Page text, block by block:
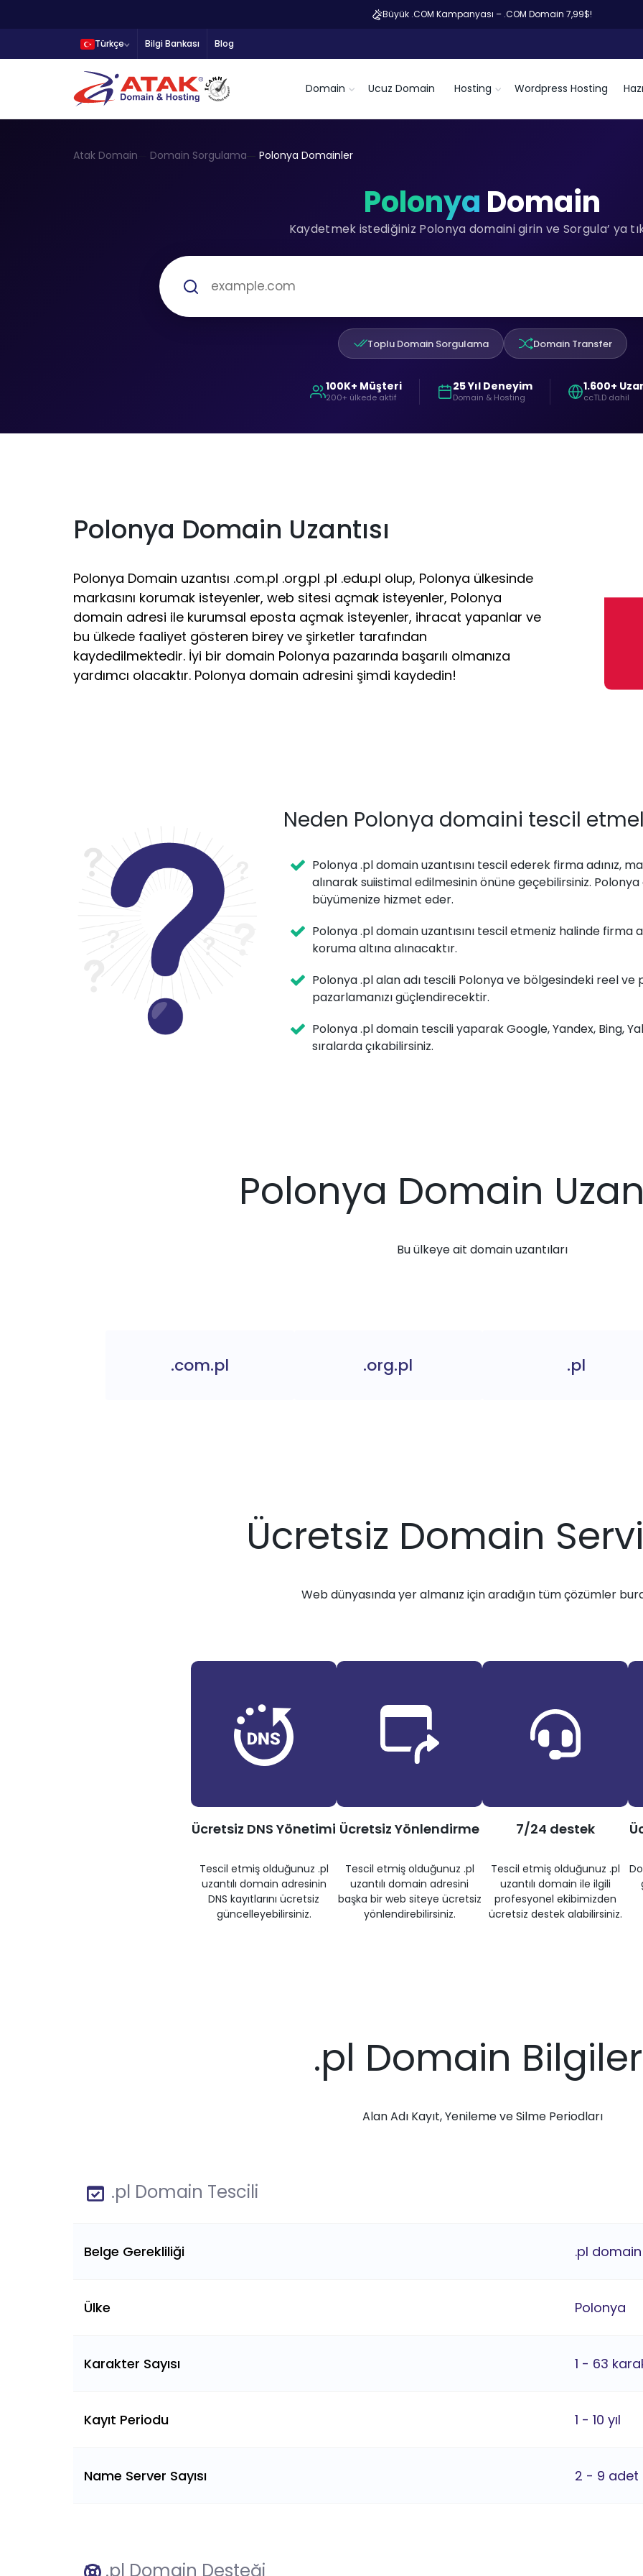
Büyük .COM Kampanyası – .COM Domain 7,99$!
Türkçe Bilgi Bankası Blog
Domain Ucuz Domain Hosting Wordpress Hosting
Atak Domain Domain Sorgulama Polonya Domainler
Polonya Domain
Kaydetmek istediğiniz Polonya domaini girin ve Sorgula’ ya
Toplu Domain Sorgulama Domain Transfer
100K+ Müşteri
200+ ülkede aktif
25 Yıl Deneyim
Domain & Hosting
1.600+
ccTLD dahil
Polonya Domain Uzantısı
Polonya Domain uzantısı .com.pl .org.pl .pl .edu.pl olup, Polonya ülkesinde
markasını korumak isteyenler, web sitesi açmak isteyenler, Polonya
domain adresi ile kurumsal eposta açmak isteyenler, ihracat yapanlar ve
bu ülkede faaliyet gösteren birey ve şirketler tarafından
kaydedilmektedir. İyi bir domain Polonya pazarında başarılı olmanıza
yardımcı olacaktır. Polonya domain adresini şimdi kaydedin!
Neden Polonya domaini tescil
Polonya .pl domain uzantısını tescil ederek firma adınız,
alınarak suiistimal edilmesinin önüne geçebilirsiniz.
büyümenize hizmet eder.
Polonya .pl domain uzantısını tescil etmeniz halinde firma
koruma altına alınacaktır.
Polonya .pl alan adı tescili Polonya ve bölgesindeki reel
pazarlamanızı güçlendirecektir.
Polonya .pl domain tescili yaparak Google, Yandex, Bing,
sıralarda çıkabilirsiniz.
Polonya Domain
Bu ülkeye ait domain uzantıları
.com.pl .org.pl .pl
Ücretsiz Domain
Web dünyasında yer almanız için aradığın tüm çözümler
Ücretsiz DNS Yönetimi
Tescil etmiş olduğunuz .pl
uzantılı domain adresinin
DNS kayıtlarını ücretsiz
güncelleyebilirsiniz.
Ücretsiz Yönlendirme
Tescil etmiş olduğunuz .pl
uzantılı domain adresini
başka bir web siteye ücretsiz
yönlendirebilirsiniz.
7/24 destek
Tescil etmiş olduğunuz .pl
uzantılı domain ile ilgili
profesyonel ekibimizden
ücretsiz destek alabilirsiniz.
.pl Domain
Alan Adı Kayıt, Yenileme ve Silme Periodları
.pl Domain Tescili
Belge Gerekliliği .pl
Ülke Polonya
Karakter Sayısı 1 - 63
Kayıt Periodu 1 - 10 yıl
Name Server Sayısı 2 - 9 adet
.pl Domain Desteği